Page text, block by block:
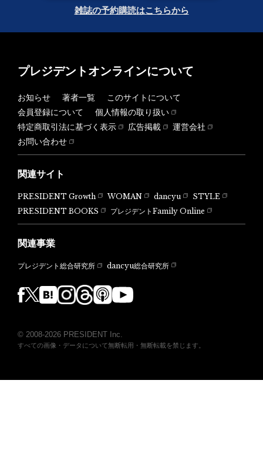
雑誌の予約購読はこちらから
プレジデントオンラインについて
お知らせ 著者一覧
このサイトについて
会員登録について
個人情報の取り扱い
特定商取引法に基づく表示
広告掲載
運営会社
お問い合わせ
関連サイト
PRESIDENT Growth WOMAN dancyu
STYLE
PRESIDENT BOOKS
プレジデントFamily Online
関連事業
プレジデント総合研究所 dancyu総合研究所
© 2008-2026 PRESIDENT Inc.
すべての画像・データについて無断転用・無断転載を禁じます。